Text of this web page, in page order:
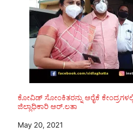
ಕೋವಿಡ್ ಸೋಂಕಿತರನ್ನು ಆರೈಕೆ
ಜಿಲ್ಲಾಧಿಕಾರಿ ಆರ್.ಲತಾ
Date
May 20, 2021